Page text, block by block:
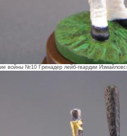
войны №10 Гренадер лейб-гвардии